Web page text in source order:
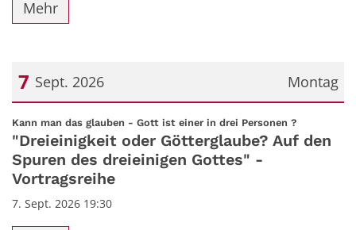
Mehr
Montag
7 Sept. 2026
Datum: 7. September 2026
Kann man das glauben - Gott ist einer in drei Personen ?
"Dreieinigkeit oder Götterglaube? Auf den
Spuren des dreieinigen Gottes" -
Vortragsreihe
7. Sept. 2026 19:30